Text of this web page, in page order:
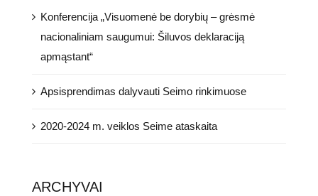
Konferencija „Visuomenė be dorybių – grėsmė
nacionaliniam saugumui: Šiluvos deklaraciją
apmąstant“
Apsisprendimas dalyvauti Seimo rinkimuose
2020-2024 m. veiklos Seime ataskaita
ARCHYVAI